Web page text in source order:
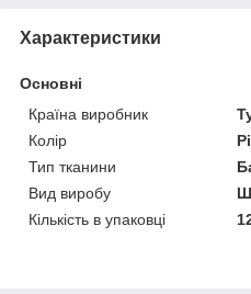
Характеристики
Основні
Країна виробник
Колір
Тип тканини
Вид виробу
Кількість в упаковці